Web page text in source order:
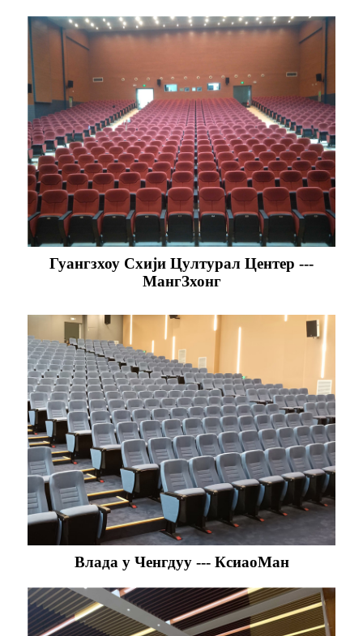
Гуангзхоу Схији Цултурал Центер ---
МангЗхонг
Влада у Ченгдуу --- КсиаоМан